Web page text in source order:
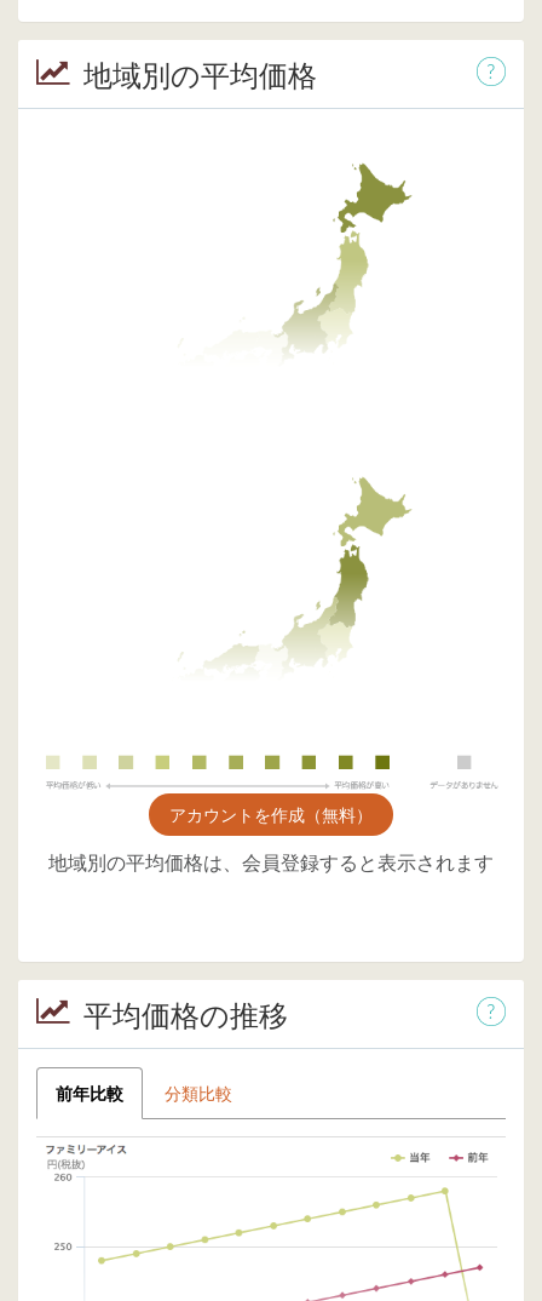
地域別の平均価格
アカウントを作成（無料）
地域別の平均価格は、会員登録すると表示されます
平均価格の推移
前年比較 分類比較